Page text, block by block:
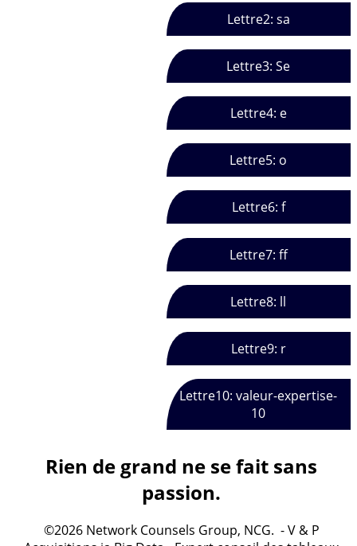
Lettre2: sa
Lettre3: Se
Lettre4: e
Lettre5: o
Lettre6: f
Lettre7: ff
Lettre8: ll
Lettre9: r
Lettre10: valeur-expertise-
10
Rien de grand ne se fait sans
passion.
©2026 Network Counsels Group, NCG. - V & P